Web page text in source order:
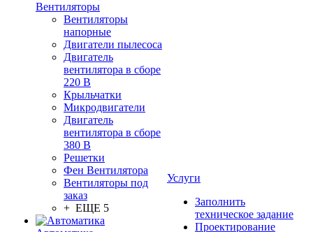
Вентиляторы
Вентиляторы
напорные
Двигатели пылесоса
Двигатель
вентилятора в сборе
220 В
Крыльчатки
Микродвигатели
Двигатель
вентилятора в сборе
380 В
Решетки
Фен Вентилятора
Вентиляторы под
заказ
+ ЕЩЕ 5
Услуги
Заполнить
техническое задание
Проектирование